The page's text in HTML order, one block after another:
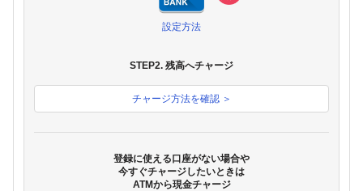
設定方法
STEP2. 残高へチャージ
チャージ方法を確認 ＞
登録に使える口座がない場合や
今すぐチャージしたいときは
ATMから現金チャージ